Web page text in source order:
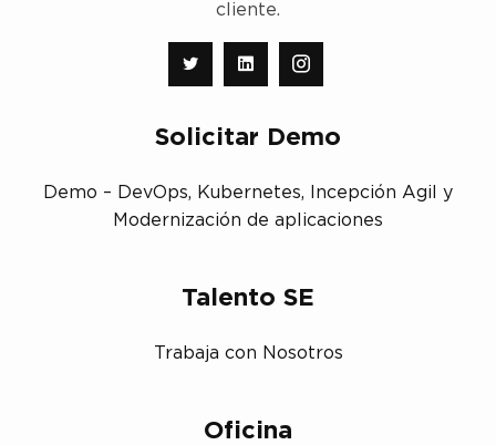
cliente.
Solicitar Demo
Demo – DevOps, Kubernetes, Incepción Agil y
Modernización de aplicaciones
Talento SE
Trabaja con Nosotros
Oficina